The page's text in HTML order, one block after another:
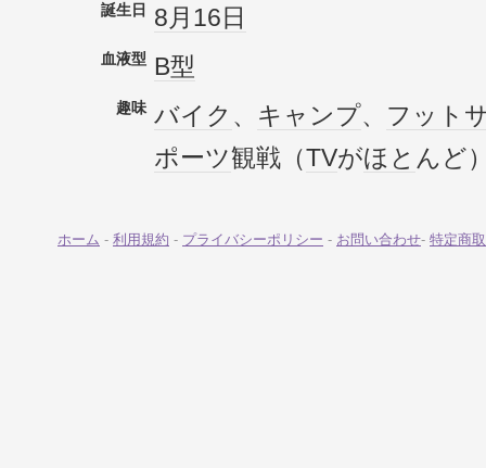
誕生日 8月16日
血液型 B型
趣味 バイク 、 キャンプ、 フット
ポーツ観戦（TVがほと んど
ホーム - 利用規約 - プライバシーポリシー - お問い合わせ- 特定商